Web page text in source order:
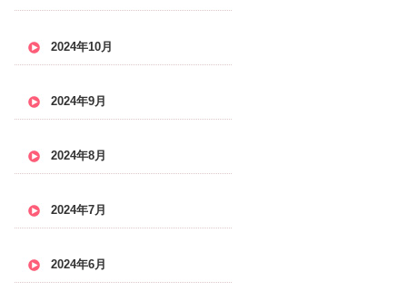
2024年10月
2024年9月
2024年8月
2024年7月
2024年6月